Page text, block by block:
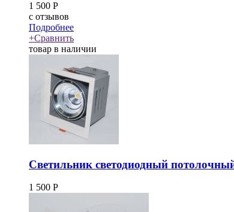
1 500 Р
c отзывов
Подробнее
+Сравнить
товар в наличии
Светильник светодиодный
1 500 Р